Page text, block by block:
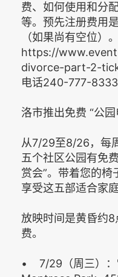
费、如何使用和分
等。预先注册费用
（如果尚有空位）
https://
divorce-part-2-
电话240-777-8333
洛市推出免费 “公
从7/29至8/26，每
五个社区公园有免
赏会”。带着您的椅
享受这五部适合家
放映时间是黄昏约
费。
• 7/29（周三）：